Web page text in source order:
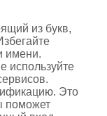
из букв,
имени.
используйте
Это
поможет